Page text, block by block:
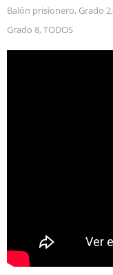
Balón prisionero, Grado 2,
Grado 8, TODOS